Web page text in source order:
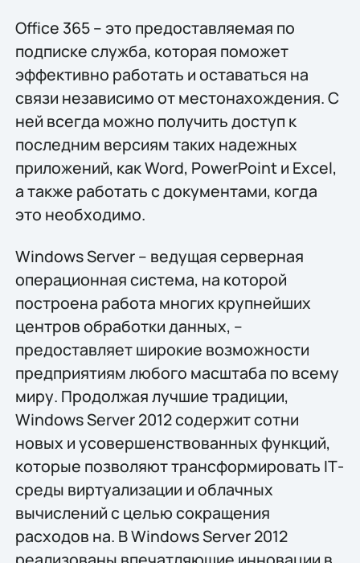
Office 365 – это предоставляемая по
подписке служба, которая поможет
эффективно работать и оставаться на
связи независимо от местонахождения. С
ней всегда можно получить доступ к
последним версиям таких надежных
приложений, как Word, PowerPoint и Excel,
а также работать с документами, когда
это необходимо.
Windows Server – ведущая серверная
операционная система, на которой
построена работа многих крупнейших
центров обработки данных, –
предоставляет широкие возможности
предприятиям любого масштаба по всему
миру. Продолжая лучшие традиции,
Windows Server 2012 содержит сотни
новых и усовершенствованных функций,
которые позволяют трансформировать IТ-
среды виртуализации и облачных
вычислений с целью сокращения
расходов на. В Windows Server 2012